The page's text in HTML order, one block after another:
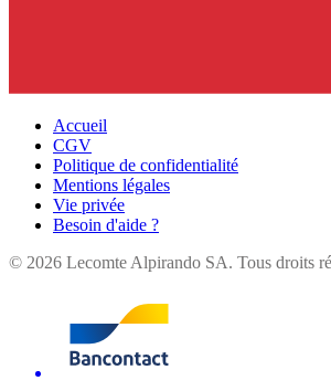
Accueil
CGV
Politique de confidentialité
Mentions légales
Vie privée
Besoin d'aide ?
© 2026 Lecomte Alpirando SA. Tous droits